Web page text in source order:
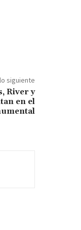
siguiente
River y
en el